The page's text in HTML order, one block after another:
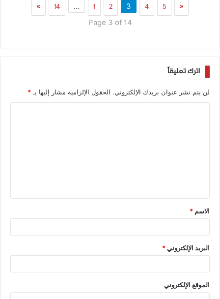
«
1 2 3 4 5
…
14
»
Page 3 of 14
اترك تعليقاً
لن يتم نشر عنوان بريدك الإلكتروني. الحقول الإلزامية مشار إليها بـ *
الاسم *
البريد الإلكتروني*
الموقع الإلكتروني